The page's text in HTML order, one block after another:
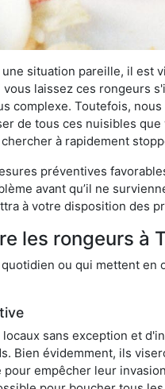
situation pareille, il
laissez ces rongeurs
complexe. Toutefois,
de tous ces nuisibles
à rapidement
préventives
avant qu’il ne
à votre disposition des
les rongeurs à
ou qui mettent
sans exception et
Bien évidemment, ils
empêcher leur